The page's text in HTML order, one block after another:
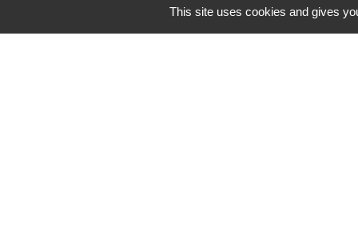
Dans quelles situations le recours à un
This site uses cookies and gives